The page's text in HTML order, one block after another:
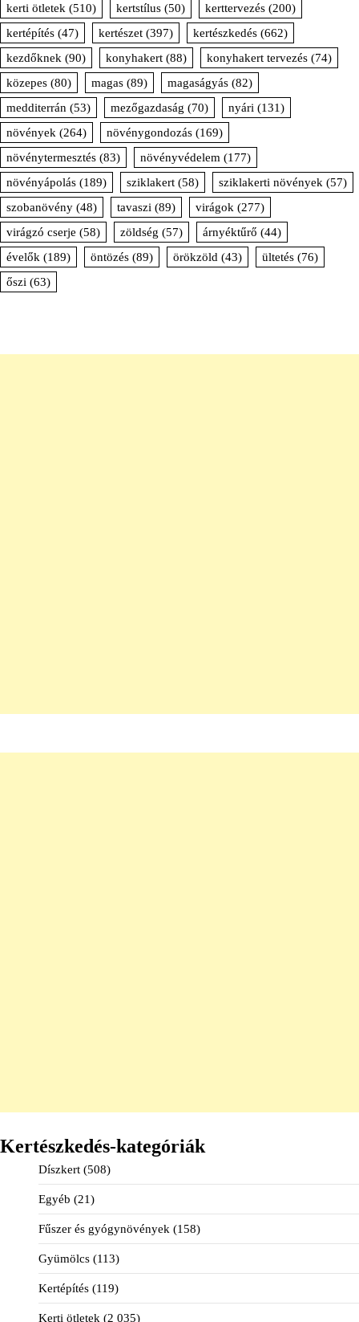
kerti ötletek (510) kertstílus (50) kerttervezés (200)
kertépítés (47) kertészet (397) kertészkedés (662)
kezdőknek (90) konyhakert (88) konyhakert tervezés (74)
közepes (80) magas (89) magaságyás (82)
medditerrán (53) mezőgazdaság (70) nyári (131)
növények (264) növénygondozás (169)
növénytermesztés (83) növényvédelem (177)
növényápolás (189) sziklakert (58) sziklakerti növények (57)
szobanövény (48) tavaszi (89) virágok (277)
virágzó cserje (58) zöldség (57) árnyéktűrő (44)
évelők (189) öntözés (89) örökzöld (43) ültetés (76)
őszi (63)
Kertészkedés-kategóriák
Díszkert (508)
Egyéb (21)
Fűszer és gyógynövények (158)
Gyümölcs (113)
Kertépítés (119)
Kerti ötletek (2 035)